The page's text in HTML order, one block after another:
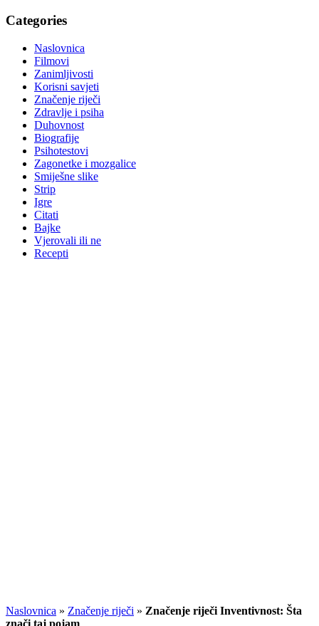
Categories
Naslovnica
Filmovi
Zanimljivosti
Korisni savjeti
Značenje riječi
Zdravlje i psiha
Duhovnost
Biografije
Psihotestovi
Zagonetke i mozgalice
Smiješne slike
Strip
Igre
Citati
Bajke
Vjerovali ili ne
Recepti
Naslovnica » Značenje riječi » Značenje riječi Inventivnost: Šta
znači taj pojam